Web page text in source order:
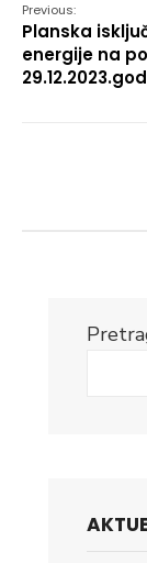
Previous:
Planska
energije na